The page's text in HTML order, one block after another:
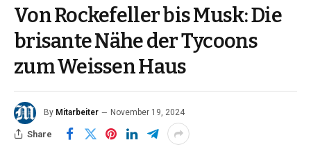
Von Rockefeller bis Musk: Die
brisante Nähe der Tycoons
zum Weissen Haus
By Mitarbeiter November 19, 2024
Share